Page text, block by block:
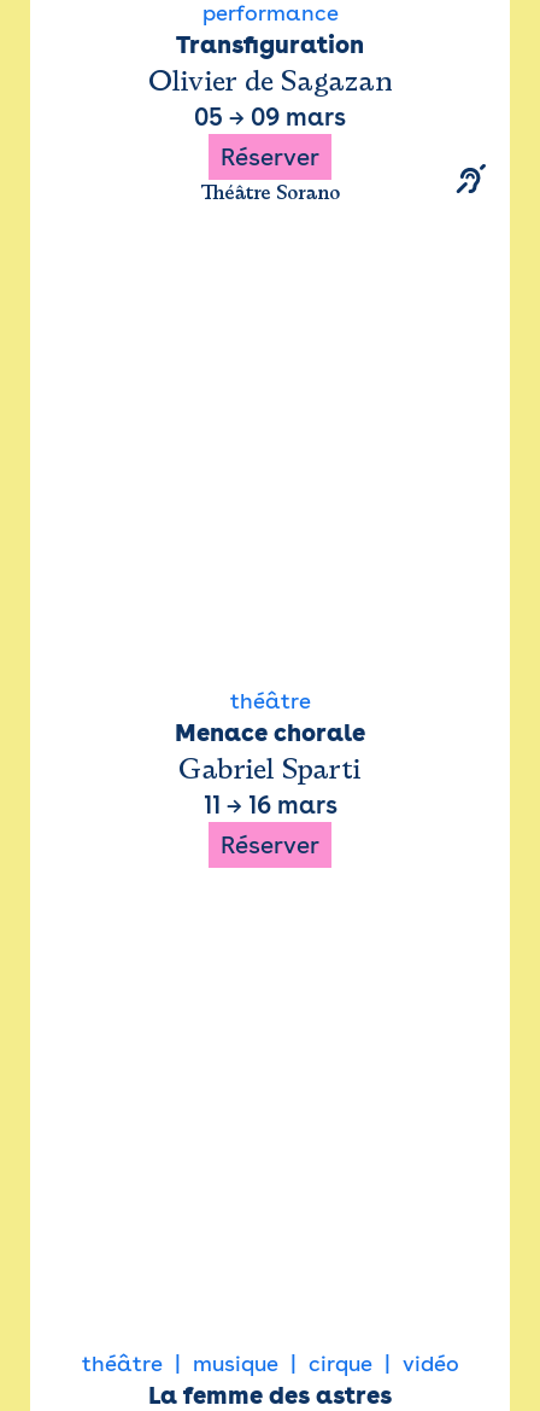
performance
Transfiguration
Olivier de Sagazan
05 → 09 mars
Réserver
Théâtre Sorano
théâtre
Menace chorale
Gabriel Sparti
11 → 16 mars
Réserver
théâtre musique cirque vidéo
La femme des astres